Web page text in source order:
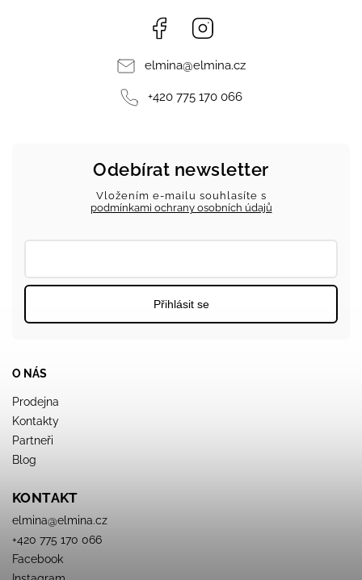
Facebook
elmina@elmina.cz
+420 775 170 066
O NÁS
Prodejna
Kontakty
Partneři
Blog
KONTAKT
elmina@elmina.cz
+420 775 170 066
Facebook
Odebírat newsletter
Vložením e-mailu souhlasíte s
podmínkami ochrany osobních údajů
Přihlásit se